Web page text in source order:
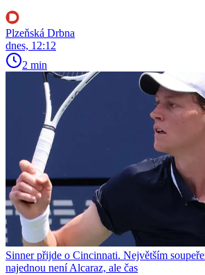
Plzeňská Drbna
dnes, 12:12
2 min
Sinner přijde o Cincinnati. Největším
najednou není Alcaraz, ale čas